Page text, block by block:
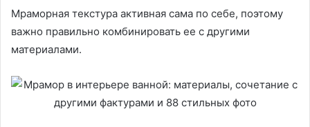
Мраморная текстура активная сама по себе, поэтому
важно правильно комбинировать ее с другими
материалами.